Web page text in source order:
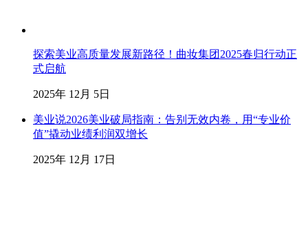
探索美业高质量发展新路径！曲妆集团2025春归行动正
式启航
2025年 12月 5日
美业说2026美业破局指南：告别无效内卷，用“专业价
值”撬动业绩利润双增长
2025年 12月 17日